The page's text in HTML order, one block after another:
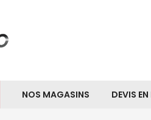
NOS MAGASINS DEVIS